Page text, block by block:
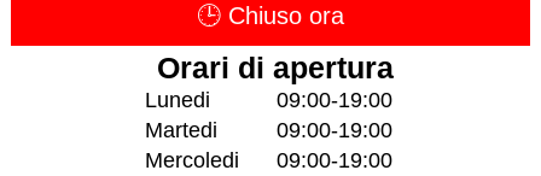
🕒 Chiuso ora
Orari di apertura
Lunedi
09:00-19:00
Martedi
09:00-19:00
Mercoledi
09:00-19:00